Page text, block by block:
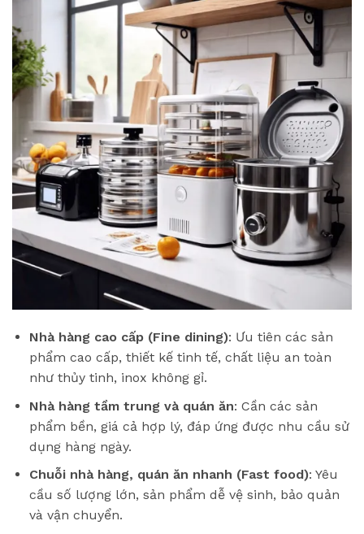
Nhà hàng cao cấp (Fine dining): Ưu tiên các sản
phẩm cao cấp, thiết kế tinh tế, chất liệu an toàn
như thủy tinh, inox không gỉ.
Nhà hàng tầm trung và quán ăn: Cần các sản
phẩm bền, giá cả hợp lý, đáp ứng được nhu cầu sử
dụng hàng ngày.
Chuỗi nhà hàng, quán ăn nhanh (Fast food): Yêu
cầu số lượng lớn, sản phẩm dễ vệ sinh, bảo quản
và vận chuyển.